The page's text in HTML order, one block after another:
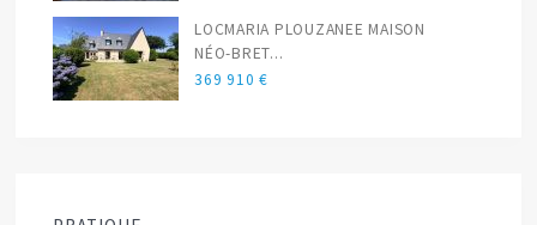
LOCMARIA PLOUZANEE MAISON
NÉO-BRET...
369 910 €